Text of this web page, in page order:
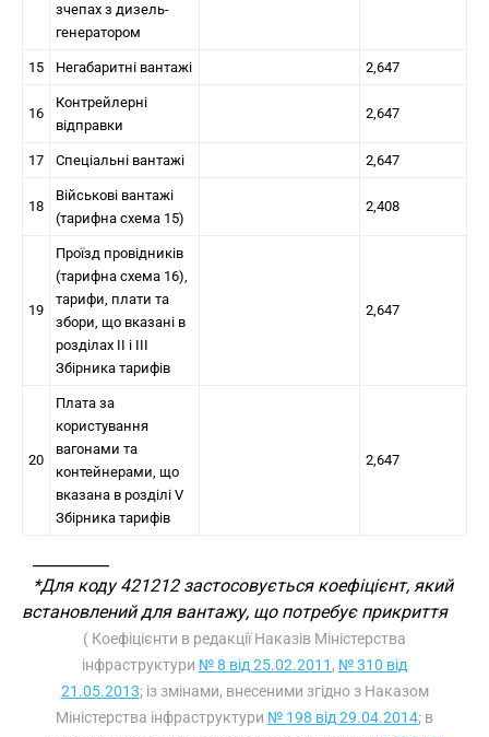
зчепах з дизель-
генератором
15 Негабаритні вантажі 2,647
16
Контрейлерні
відправки
2,647
17 Спеціальні вантажі 2,647
18
Військові вантажі
(тарифна схема 15)
2,408
19
Проїзд провідників
(тарифна схема 16),
тарифи, плати та
збори, що вказані в
розділах II і III
Збірника тарифів
2,647
20
Плата за
користування
вагонами та
контейнерами, що
вказана в розділі V
Збірника тарифів
2,647
*Для коду 421212 застосовується коефіцієнт, який
встановлений для вантажу, що потребує прикриття
( Коефіцієнти в редакції Наказів Міністерства
інфраструктури № 8 від 25.02.2011 , № 310 від
21.05.2013; із змінами, внесеними згідно з Наказом
Міністерства інфраструктури № 198 від 29.04.2014; в